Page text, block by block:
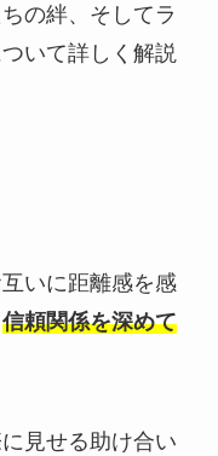
の絆、そしてラ
いて詳しく解説
いに距離感を感
信頼関係を深めて
見せる助け合い